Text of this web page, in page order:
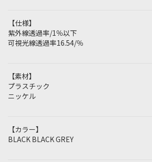
【仕様】
紫外線透過率/1％以下
可視光線透過率16.54/％
【素材】
プラスチック
ニッケル
【カラー】
BLACK BLACK GREY